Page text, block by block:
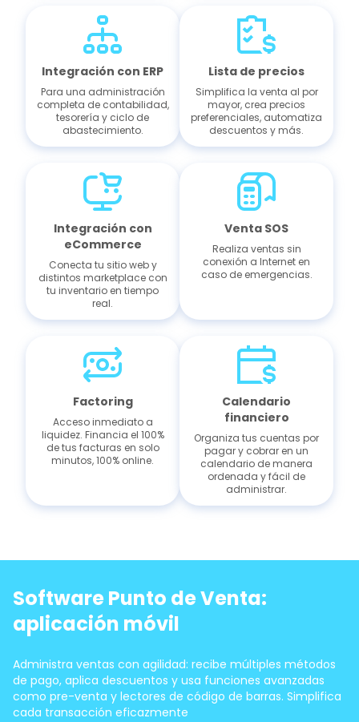
Integración con ERP
Para una administración
completa de contabilidad,
tesorería y ciclo de
abastecimiento.
Lista de precios
Simplifica la venta al por
mayor, crea precios
preferenciales, automatiza
descuentos y más.
Integración con
eCommerce
Conecta tu sitio web y
distintos marketplace con
tu inventario en tiempo
real.
Venta SOS
Realiza ventas sin
conexión a Internet en
caso de emergencias.
Factoring
Acceso inmediato a
liquidez. Financia el 100%
de tus facturas en solo
minutos, 100% online.
Calendario
financiero
Organiza tus cuentas por
pagar y cobrar en un
calendario de manera
ordenada y fácil de
administrar.
Software Punto de Venta:
aplicación móvil
Administra ventas con agilidad: recibe múltiples métodos
de pago, aplica descuentos y usa funciones avanzadas
como pre-venta y lectores de código de barras. Simplifica
cada transacción eficazmente